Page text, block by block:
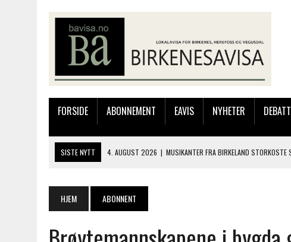
FORSIDE ABONNEMENT EAVIS NYHETER DEBATT
SISTE NYTT 4. AUGUST 2026 | MUSIKANTER FRA BIRKELAND STORKOSTE
28. JULI 2026 | JAKOB FRIIS TRIO KOMMER TIL BIRKELAND SØNDAG
4. AUGUST 2026
SILJE LØLAND STILTE UT I TOLLBODEN – NÅ STILLER HUN
HJEM ABONNENT